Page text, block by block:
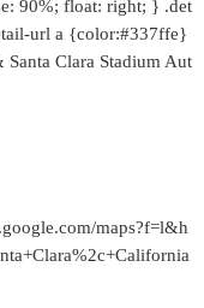
90%; float: right; } .det
url a {color:#337ffe}
Clara Stadium Aut
maps?f=l&h